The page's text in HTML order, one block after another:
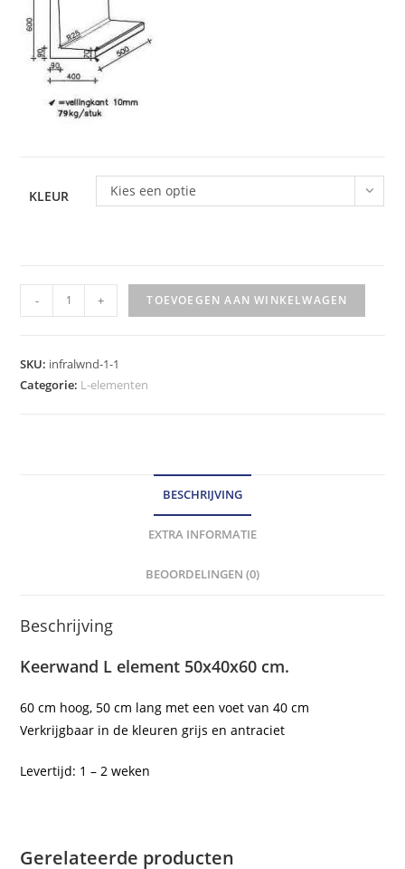
KLEUR Kies een optie
KEERWAND
L
50X40X60
cm
- + TOEVOEGEN AAN WINKELWAGEN
SKU: infralwnd-1-1
Categorie: L-elementen
BESCHRIJVING
EXTRA INFORMATIE
BEOORDELINGEN (0)
Beschrijving
Keerwand L element 50x40x60 cm.
60 cm hoog, 50 cm lang met een voet van 40 cm
Verkrijgbaar in de kleuren grijs en antraciet
Levertijd: 1 – 2 weken
Gerelateerde producten